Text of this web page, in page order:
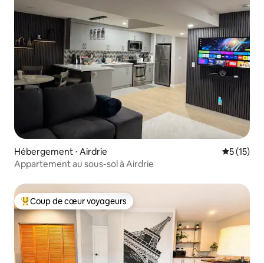
Hébergement ⋅ Airdrie
5 (15)
Appartement au sous-sol à Airdrie
Coups de cœur voyageurs les plus appréciés
Coup de cœur voyageurs